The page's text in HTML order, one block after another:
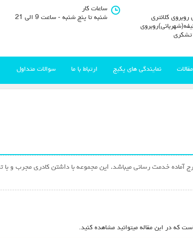
کلانتری
تشکری
ساعات کار
شنبه تا پنج شنبه - ساعت 9 الی 21
مقالات نمایندگی های پکیج ارتباط با ما سوالات متداول
خدمت رسانی میباشد. این مجموعه با داشتن کادری مجرب و
که در این مقاله میتوانید مشاهده کنید.